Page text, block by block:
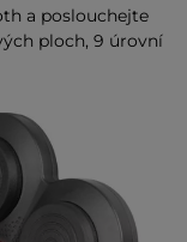
a poslouchejte
ploch, 9 úrovní